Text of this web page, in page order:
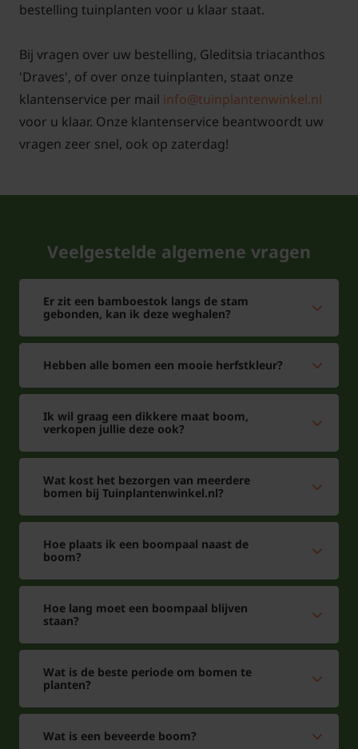
bestelling tuinplanten voor u klaar staat.
Bij vragen over uw bestelling, Gleditsia triacanthos
'Draves', of over onze tuinplanten, staat onze
klantenservice per mail info@tuinplantenwinkel.nl
voor u klaar. Onze klantenservice beantwoordt uw
vragen zeer snel, ook op zaterdag!
Veelgestelde algemene vragen
Er zit een bamboestok langs de stam
gebonden, kan ik deze weghalen?
Hebben alle bomen een mooie herfstkleur?
Ik wil graag een dikkere maat boom,
verkopen jullie deze ook?
Wat kost het bezorgen van meerdere
bomen bij Tuinplantenwinkel.nl?
Hoe plaats ik een boompaal naast de
boom?
Hoe lang moet een boompaal blijven
staan?
Wat is de beste periode om bomen te
planten?
Wat is een beveerde boom?